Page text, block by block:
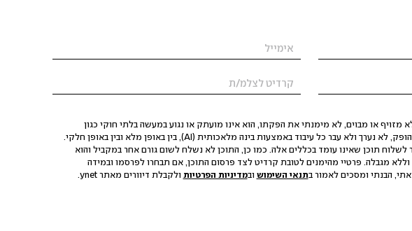
מזויף או מבוים, לא מימנתי את הפקתו, הוא אינו מועתק או נגוע במעשה בלתי חוקי כגון
הסגת גבול ופגיעה בפרטיות. התוכן לא הופק, לא נערך ולא עבר כל עיבוד באמצעות בינה מלאכותית (AI), בין באופן מלא ובין באופן חלקי.
לשלוח תוכן שאינו עומד בכללים אלה. כמו כן, התוכן לא נשלח לשום גורם אחר במקביל והוא
מגבלה. פרטיי מהימנים לטובת קרדיט לצד פרסום התוכן, אם תבחרו לפרסמו ובמידה
הבנתי ומסכים לאמור בתנאי השימוש ובמדיניות הפרטיות ולקבלת דיוורים מאתר ynet.